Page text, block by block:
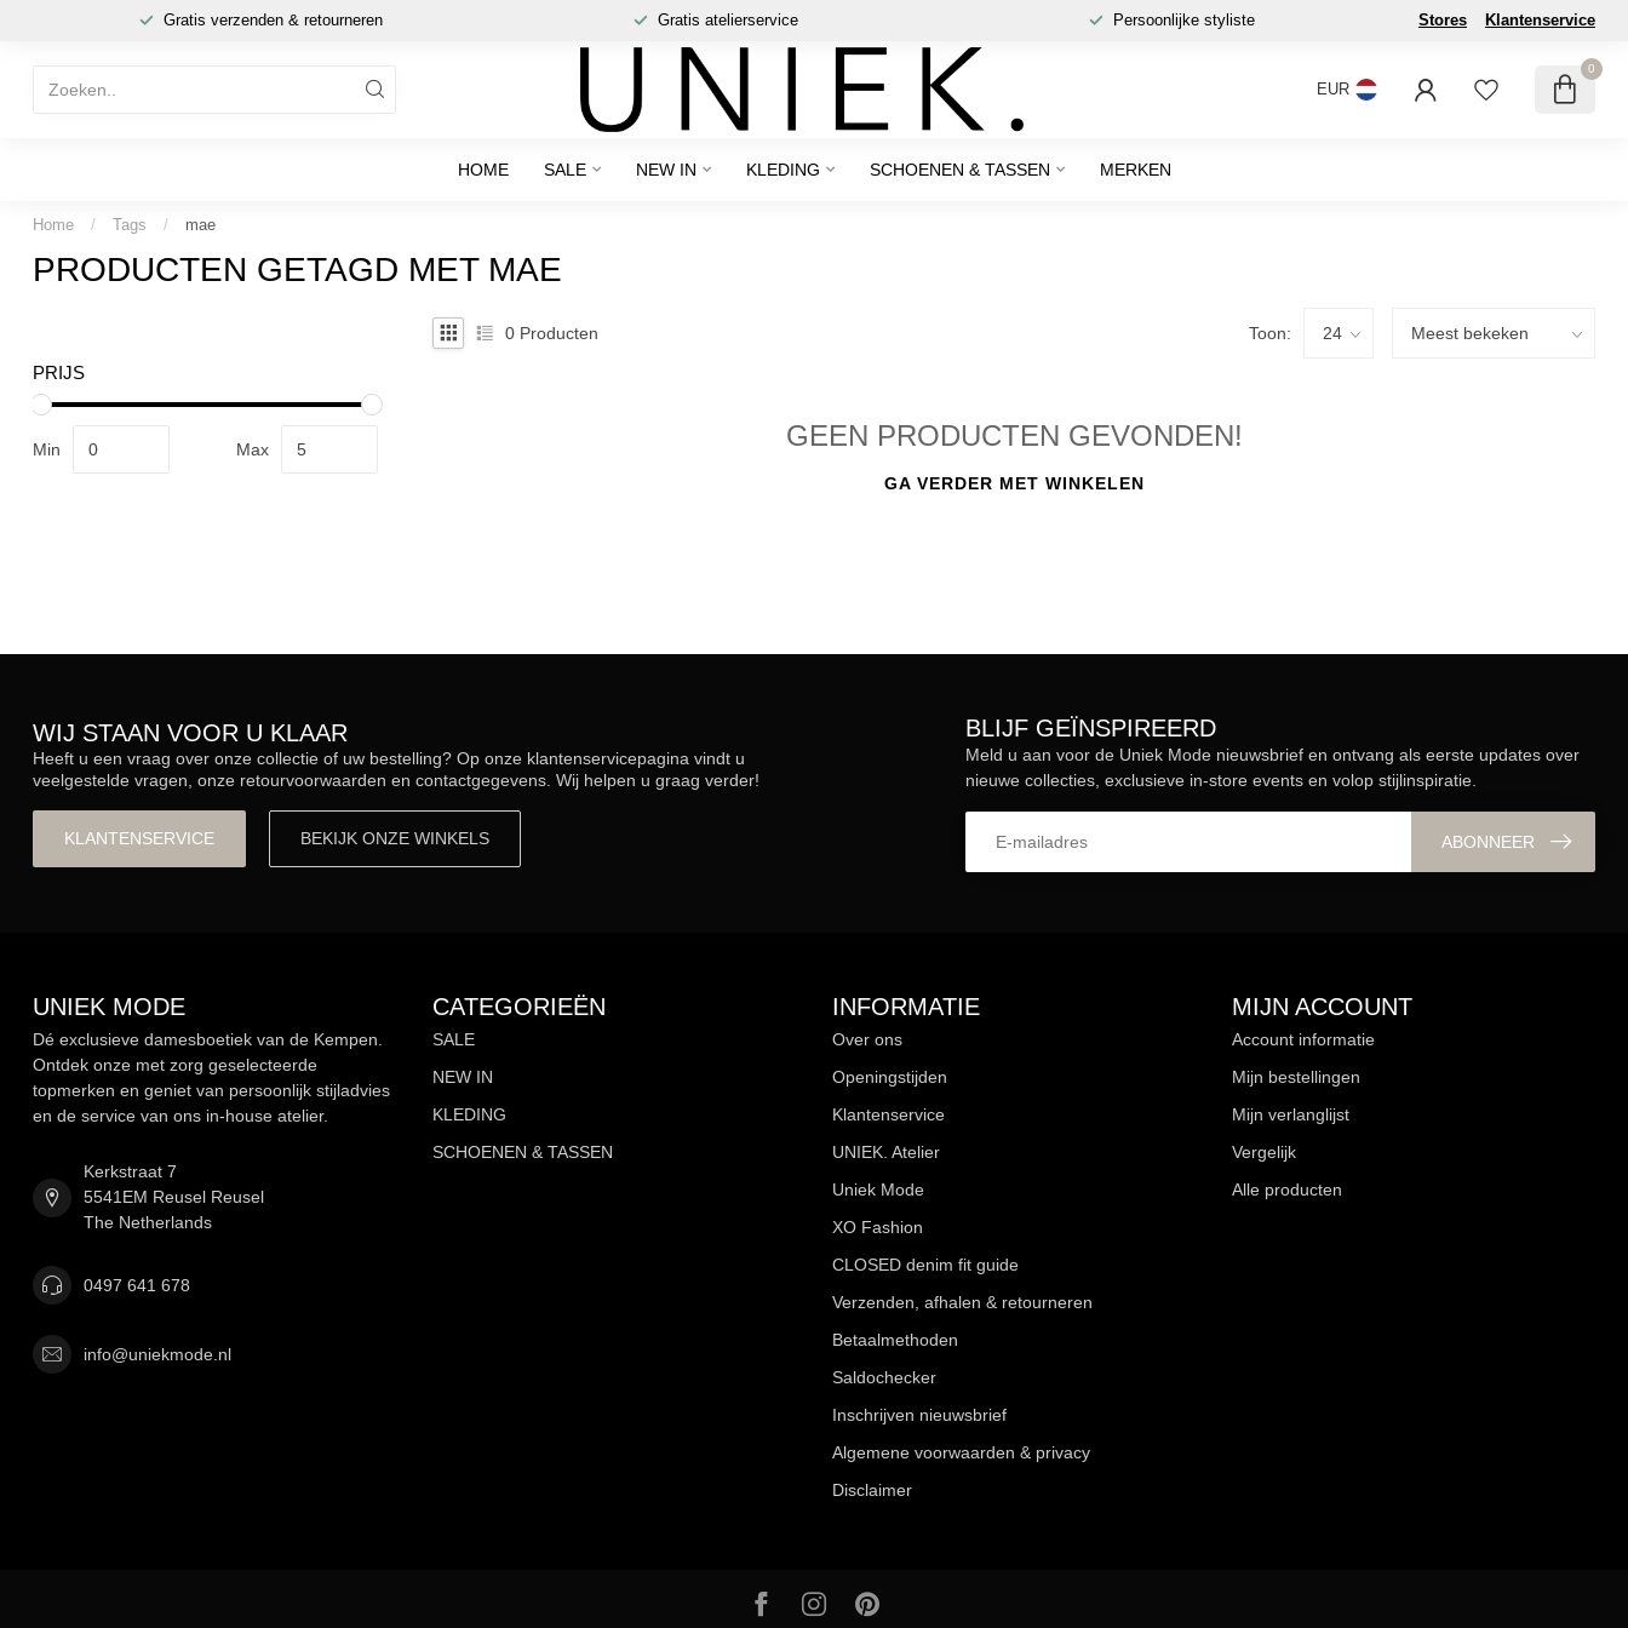
Gratis verzenden & retourneren Gratis atelierservice Persoonlijke styliste Stores Klantenservice
EUR
0
HOME SALE NEW IN KLEDING SCHOENEN & TASSEN MERKEN
Home / Tags / mae
PRODUCTEN GETAGD MET MAE
PRIJS
Min Max
0 Producten Toon:
GEEN PRODUCTEN GEVONDEN!
GA VERDER MET WINKELEN
WIJ STAAN VOOR U KLAAR
Heeft u een vraag over onze collectie of uw bestelling? Op onze klantenservicepagina vindt u
veelgestelde vragen, onze retourvoorwaarden en contactgegevens. Wij helpen u graag verder!
KLANTENSERVICE BEKIJK ONZE WINKELS
BLIJF GEÏNSPIREERD
Meld u aan voor de Uniek Mode nieuwsbrief en ontvang als eerste updates over
nieuwe collecties, exclusieve in-store events en volop stijlinspiratie.
ABONNEER
UNIEK MODE
Dé exclusieve damesboetiek van de Kempen.
Ontdek onze met zorg geselecteerde
topmerken en geniet van persoonlijk stijladvies
en de service van ons in-house atelier.
Kerkstraat 7
5541EM Reusel Reusel
The Netherlands
0497 641 678
info@uniekmode.nl
CATEGORIEËN
SALE
NEW IN
KLEDING
SCHOENEN & TASSEN
INFORMATIE
Over ons
Openingstijden
Klantenservice
UNIEK. Atelier
Uniek Mode
XO Fashion
CLOSED denim fit guide
Verzenden, afhalen & retourneren
Betaalmethoden
Saldochecker
Inschrijven nieuwsbrief
Algemene voorwaarden & privacy
Disclaimer
MIJN ACCOUNT
Account informatie
Mijn bestellingen
Mijn verlanglijst
Vergelijk
Alle producten